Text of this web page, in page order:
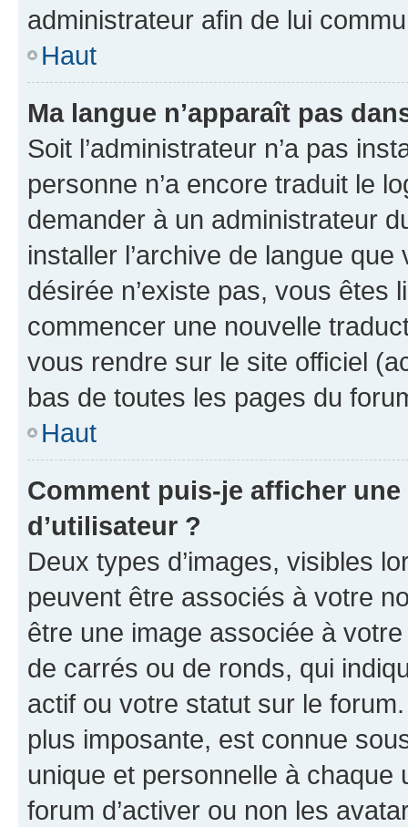
administrateur afin de lui
Haut
Ma langue n’apparaît pas
Soit l’administrateur n’a pas
personne n’a encore traduit le
demander à un administrateur
installer l’archive de langue
désirée n’existe pas, vous êtes
commencer une nouvelle
vous rendre sur le site officiel
bas de toutes les pages du
Haut
Comment puis-je afficher
d’utilisateur ?
Deux types d’images, visibles
peuvent être associés à votre
être une image associée à
de carrés ou de ronds, qui
actif ou votre statut sur le
plus imposante, est connue
unique et personnelle à chaque
forum d’activer ou non les